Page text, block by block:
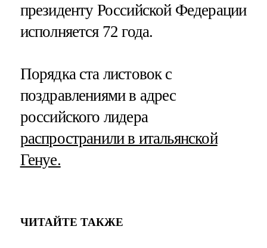
президенту Российской Федерации
исполняется 72 года.
Порядка ста листовок с
поздравлениями в адрес
российского лидера
распространили в итальянской
Генуе.
ЧИТАЙТЕ ТАКЖЕ